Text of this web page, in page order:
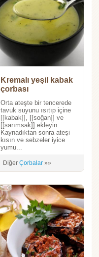
Kremalı yeşil kabak
çorbası
Orta ateşte bir tencerede
tavuk suyunu ısıtıp içine
[[kabak]], [[soğan]] ve
[[sarımsak]] ekleyin.
Kaynadıktan sonra ateşi
kısın ve sebzeler iyice
yumu...
Diğer Çorbalar»»